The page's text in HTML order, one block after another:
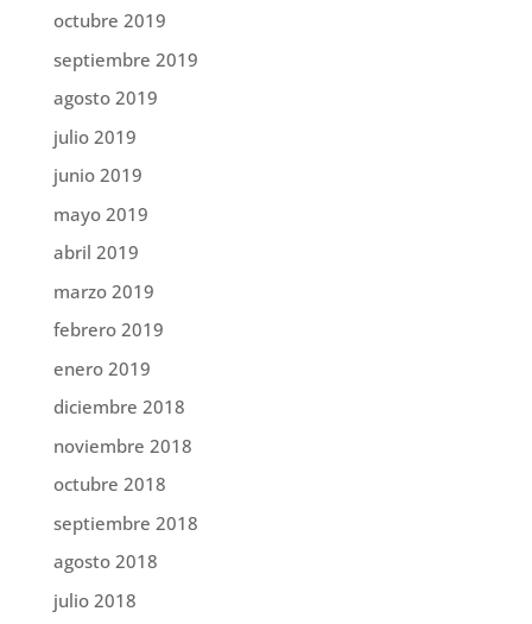
octubre 2019
septiembre 2019
agosto 2019
julio 2019
junio 2019
mayo 2019
abril 2019
marzo 2019
febrero 2019
enero 2019
diciembre 2018
noviembre 2018
octubre 2018
septiembre 2018
agosto 2018
julio 2018